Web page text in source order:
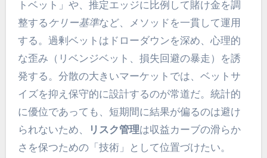
トベット」や、推定エッジに比例して賭け金を調
整するケリー基準など、メソッドを一貫して運用
する。過剰ベットはドローダウンを深め、心理的
な歪み（リベンジベット、損失回避の暴走）を誘
発する。分散の大きいマーケットでは、ベットサ
イズを抑え保守的に設計するのが常道だ。統計的
に優位であっても、短期間に結果が偏るのは避け
られないため、
リスク管理は収益カーブの滑らか
さを保つための「技術」として位置づけたい。